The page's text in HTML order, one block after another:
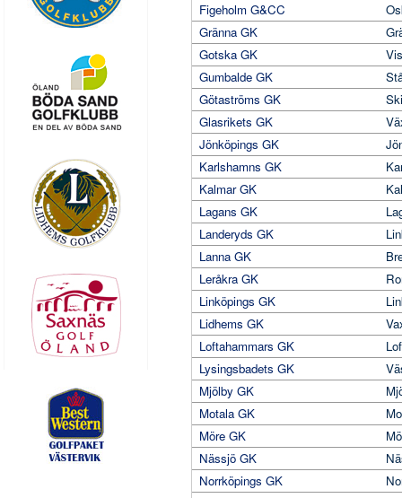
Figeholm G&CC
Gränna GK
Gotska GK
Gumbalde GK
Götaströms GK
Glasrikets GK
Jönköpings GK
Karlshamns GK
Kalmar GK
Lagans GK
Landeryds GK
Lanna GK
Leråkra GK
Linköpings GK
Lidhems GK
Loftahammars GK
Lysingsbadets GK
Mjölby GK
Motala GK
Möre GK
Nässjö GK
Norrköpings GK